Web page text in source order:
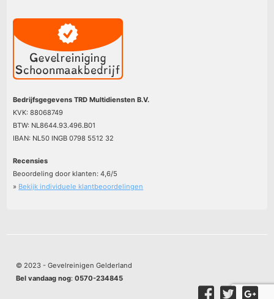
Bedrijfsgegevens TRD Multidiensten B.V.
KVK: 88068749
BTW: NL8644.93.496.B01
IBAN: NL50 INGB 0798 5512 32
Recensies
Beoordeling door klanten:4,6/5
» Bekijk individuele klantbeoordelingen
© 2023 - Gevelreinigen Gelderland
Bel vandaag nog:0570-234845